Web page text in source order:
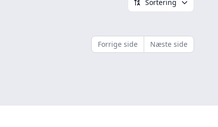
Sortering
Forrige side Næste side